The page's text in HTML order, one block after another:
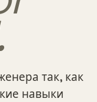
так, как
навыки